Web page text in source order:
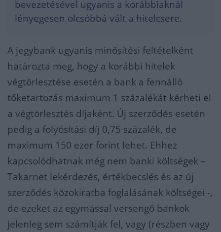
bevezetésével ugyanis a korábbiaknál
lényegesen olcsóbbá vált a hitelcsere.
A jegybank ugyanis minősítési feltételként
határozta meg, hogy a korábbi hitelek
végtörlesztése esetén a bank a fennálló
tőketartozás maximum 1 százalékát kérheti el
a végtörlesztés díjaként. Új szerződés esetén
pedig a folyósítási díj 0,75 százalék, de
maximum 150 ezer forint lehet. Ehhez
kapcsolódhatnak még nem banki költségek –
Takarnet lekérdezés, értékbecslés és az új
szerződés közokiratba foglalásának költségei -,
de ezeket az egymással versengő bankok
jelenleg sem számítják fel, vagy (részben vagy